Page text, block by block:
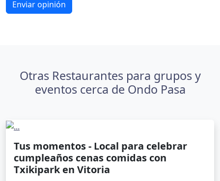
Enviar opinión
Otras Restaurantes para grupos y
eventos cerca de Ondo Pasa
Tus momentos - Local para celebrar
cumpleaños cenas comidas con
Txikipark en Vitoria